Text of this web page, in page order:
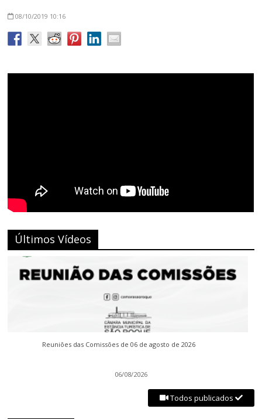
08/10/2019 10:16
Últimos Vídeos
Reuniões das Comissões de 06 de agosto de 2026
06/08/2026
Todos publicados